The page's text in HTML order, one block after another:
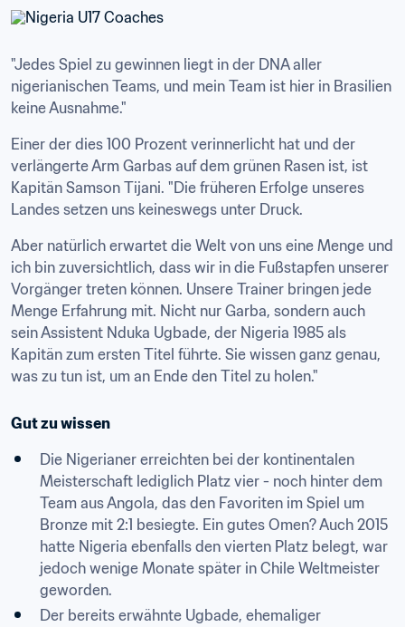
"Jedes Spiel zu gewinnen liegt in der DNA aller
nigerianischen Teams, und mein Team ist hier in Brasilien
keine Ausnahme."
Einer der dies 100 Prozent verinnerlicht hat und der
verlängerte Arm Garbas auf dem grünen Rasen ist, ist
Kapitän Samson Tijani. "Die früheren Erfolge unseres
Landes setzen uns keineswegs unter Druck.
Aber natürlich erwartet die Welt von uns eine Menge und
ich bin zuversichtlich, dass wir in die Fußstapfen unserer
Vorgänger treten können. Unsere Trainer bringen jede
Menge Erfahrung mit. Nicht nur Garba, sondern auch
sein Assistent Nduka Ugbade, der Nigeria 1985 als
Kapitän zum ersten Titel führte. Sie wissen ganz genau,
was zu tun ist, um an Ende den Titel zu holen."
Gut zu wissen
Die Nigerianer erreichten bei der kontinentalen
Meisterschaft lediglich Platz vier - noch hinter dem
Team aus Angola, das den Favoriten im Spiel um
Bronze mit 2:1 besiegte. Ein gutes Omen? Auch 2015
hatte Nigeria ebenfalls den vierten Platz belegt, war
jedoch wenige Monate später in Chile Weltmeister
geworden.
Der bereits erwähnte Ugbade, ehemaliger